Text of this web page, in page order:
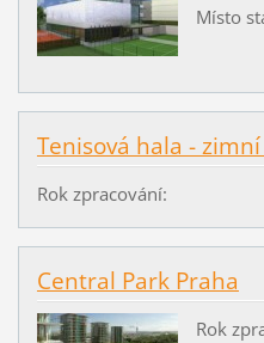
Tenisová hala -
Rok zpracování:
Central Park Praha
Rok